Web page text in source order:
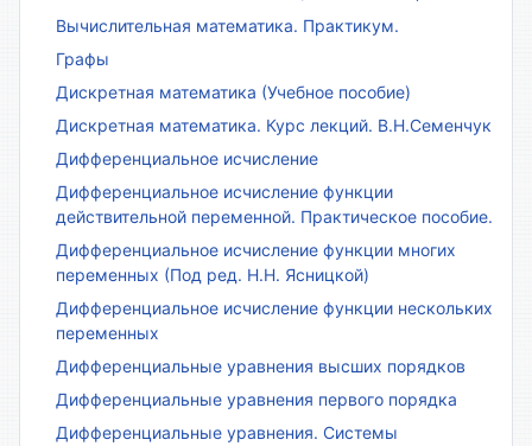
Вычислительная математика. Практикум.
Графы
Дискретная математика (Учебное пособие)
Дискретная математика. Курс лекций. В.Н.Семенчук
Дифференциальное исчисление
Дифференциальное исчисление функции
действительной переменной. Практическое пособие.
Дифференциальное исчисление функции многих
переменных (Под ред. Н.Н. Ясницкой)
Дифференциальное исчисление функции нескольких
переменных
Дифференциальные уравнения высших порядков
Дифференциальные уравнения первого порядка
Дифференциальные уравнения. Системы